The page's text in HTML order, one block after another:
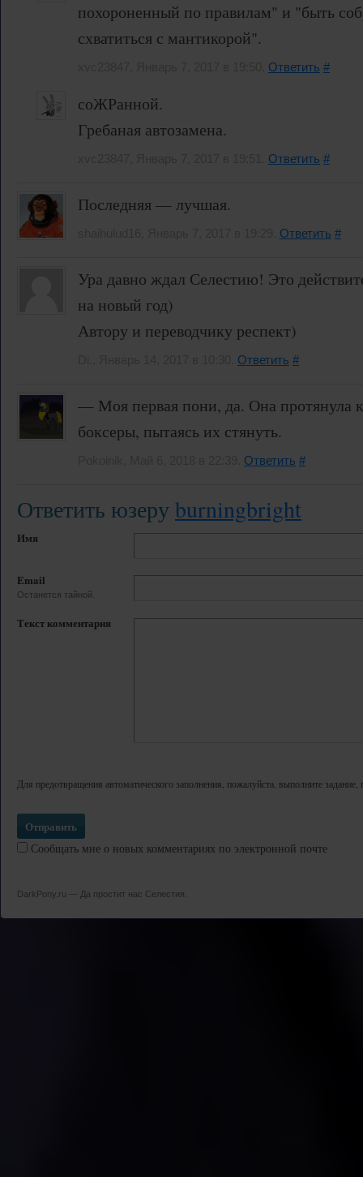
похороненный по правилам" и "быть
схватиться с мантикорой".
Ответить #
соЖРанной.
Гребаная автозамена.
Ответить #
Последняя — лучшая.
Ответить #
Ура давно ждал Селестию! Это
на новый год)
Автору и переводчику респект)
Ответить #
— Моя первая пони, да. Она протянула
боксеры, пытаясь их стянуть.
Ответить #
Ответить юзеруburningbright
Имя
Email
Останется тайной.
Текст комментария
Для предотвращения автоматического заполнения, пожалуйста, выполните
Сообщать мне о новых комментариях по электронной почте
DarkPony.ru — Да простит нас Селестия.